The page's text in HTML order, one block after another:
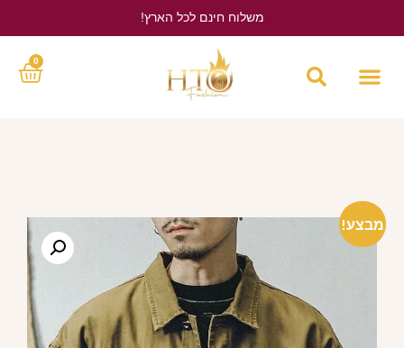
משלוח חינם לכל הארץ!
0
מבצע!